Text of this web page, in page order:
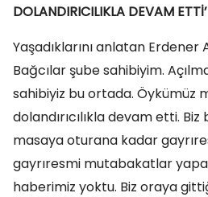
DOLANDIRICILIKLA DEVAM ETTİ’
Yaşadıklarını anlatan Erdener
Bağcılar şube sahibiyim.
sahibiyiz bu ortada. Öykümüz
dolandırıcılıkla devam etti.
masaya oturana kadar
gayrıresmi mutabakatlar
haberimiz yoktu. Biz oraya